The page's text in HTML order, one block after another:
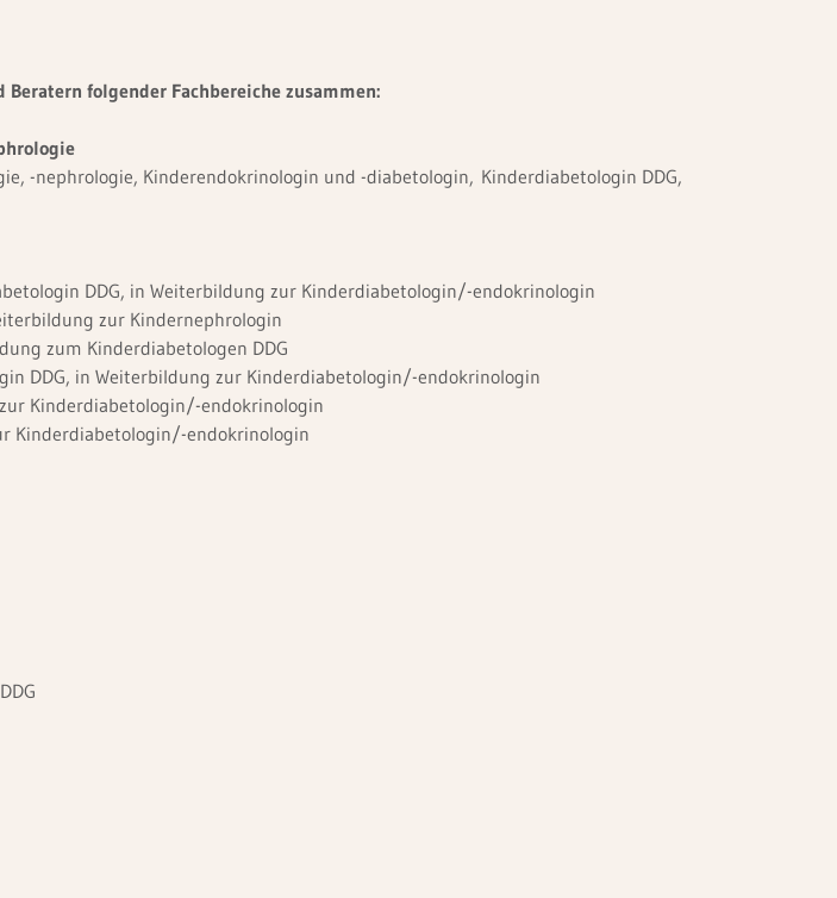
folgender Fachbereiche zusammen:
-nephrologie
-nephrologie, Kinderendokrinologin und -diabetologin, Kinderdiabetologin DDG,
DDG, in Weiterbildung zur Kinderdiabetologin/-endokrinologin
zur Kindernephrologin
zum Kinderdiabetologen DDG
DDG, in Weiterbildung zur Kinderdiabetologin/-endokrinologin
Kinderdiabetologin/-endokrinologin
Kinderdiabetologin/-endokrinologin